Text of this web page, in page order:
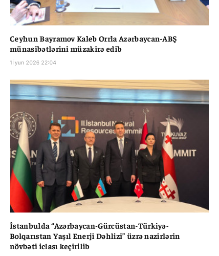
Ceyhun Bayramov Kaleb Orrla Azərbaycan-ABŞ
münasibətlərini müzakirə edib
1 İyun 2026 22:04
İstanbulda “Azərbaycan-Gürcüstan-Türkiyə-
Bolqarıstan Yaşıl Enerji Dəhlizi” üzrə nazirlərin
növbəti iclası keçirilib